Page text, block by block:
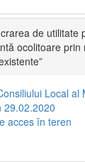
de utilitate
ocolitoare
Local al
29.02.2020
acces în teren